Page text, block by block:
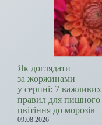
Як доглядати
за жоржинами
у серпні: 7 важливих
правил для пишного
цвітіння до морозів
09.08.2026